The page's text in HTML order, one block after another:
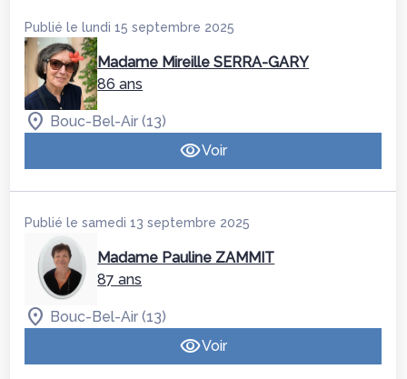
Publié le lundi 15 septembre 2025
Madame Mireille SERRA-GARY
86 ans
Bouc-Bel-Air (13)
Voir
Publié le samedi 13 septembre 2025
Madame Pauline ZAMMIT
87 ans
Bouc-Bel-Air (13)
Voir